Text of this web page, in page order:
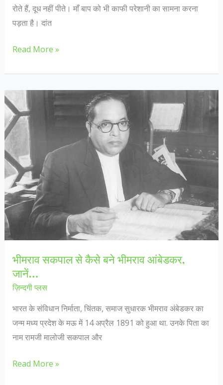
रोते हैं, दूध नहीं पीते। माँ बाप को भी काफी परेशानी का सामना करना
पड़ता है। दांत
दांत
समय
अपने
शिशु
को
उल्टी
दस्त
से
कैसे
बचाएं
Read More »
भीमराव सकपाल से कैसे बने भीमराव आंबेडकर,
जानें…
ज़िन्दगी प्लस
भारत के संविधान निर्माता, चिंतक, समाज सुधारक भीमराव अंबेडकर का
जन्म मध्य प्रदेश के मऊ में 14 अप्रैल 1891 को हुआ था. उनके पिता का
नाम रामजी मालोजी सकपाल और
भीमराव
Read More »